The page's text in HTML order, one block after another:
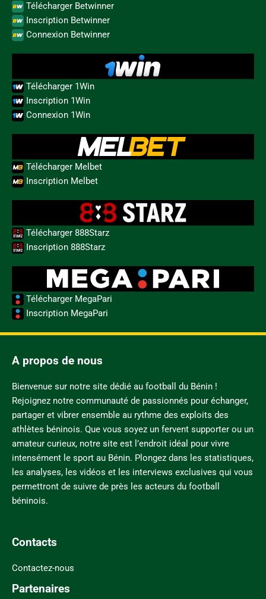
Télécharger Betwinner
Inscription Betwinner
Connexion Betwinner
Télécharger 1Win
Inscription 1Win
Connexion 1Win
Télécharger Melbet
Inscription Melbet
Télécharger 888Starz
Inscription 888Starz
Télécharger MegaPari
Inscription MegaPari
A propos de nous
Bienvenue sur notre site dédié au football du Bénin !
Rejoignez notre communauté de passionnés pour échanger,
partager et vibrer ensemble au rythme des exploits des
athlètes béninois. Que vous soyez un fervent supporter ou un
amateur curieux, notre site est l’endroit idéal pour vivre
intensément le sport au Bénin. Plongez dans les statistiques,
les analyses, les vidéos et les interviews exclusives qui vous
permettront de suivre de près les acteurs du football
béninois.
Contacts
Contactez-nous
Partenaires